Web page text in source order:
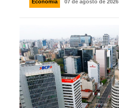
Economía 07 de agosto de 2026